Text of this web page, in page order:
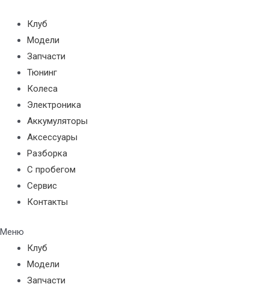
содержимому
Клуб
Модели
Запчасти
Тюнинг
Колеса
Электроника
Аккумуляторы
Аксессуары
Разборка
С пробегом
Сервис
Контакты
Меню
Клуб
Модели
Запчасти